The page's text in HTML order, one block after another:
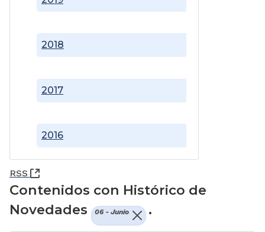
2016
2017
2018
RSS (Abre una nueva ventana)
Contenidos con Histórico de
Novedades
06 - Junio .